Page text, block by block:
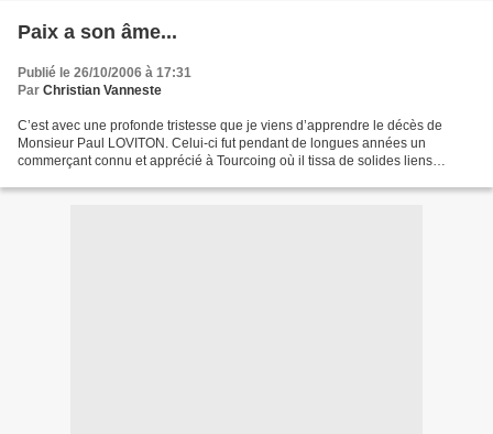
Paix a son âme...
Publié le 26/10/2006 à 17:31
Par Christian Vanneste
C’est avec une profonde tristesse que je viens d’apprendre le décès de
Monsieur Paul LOVITON. Celui-ci fut pendant de longues années un
commerçant connu et apprécié à Tourcoing où il tissa de solides liens